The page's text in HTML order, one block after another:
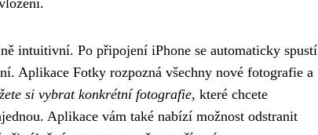
intuitivní. Po připojení iPhone se automaticky spustí
Aplikace Fotky rozpozná všechny nové fotografie a
si vybrat konkrétní fotografie, které chcete
Aplikace vám také nabízí možnost odstranit